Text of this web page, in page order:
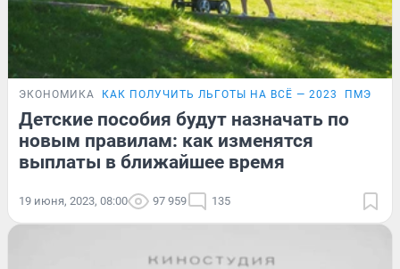
ЭКОНОМИКА КАК ПОЛУЧИТЬ ЛЬГОТЫ НА ВСЁ — 2023 ПМЭФ-
Детские пособия будут назначать по
новым правилам: как изменятся
выплаты в ближайшее время
19 июня, 2023, 08:00 97 959 135